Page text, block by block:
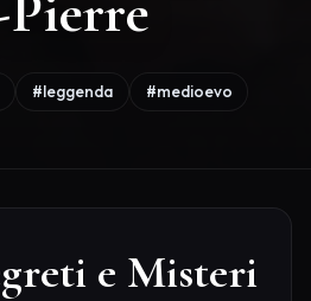
#leggenda #medioevo
e Misteri